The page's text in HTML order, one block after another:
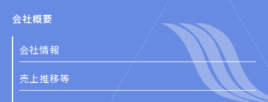
会社概要
会社情報
売上推移等